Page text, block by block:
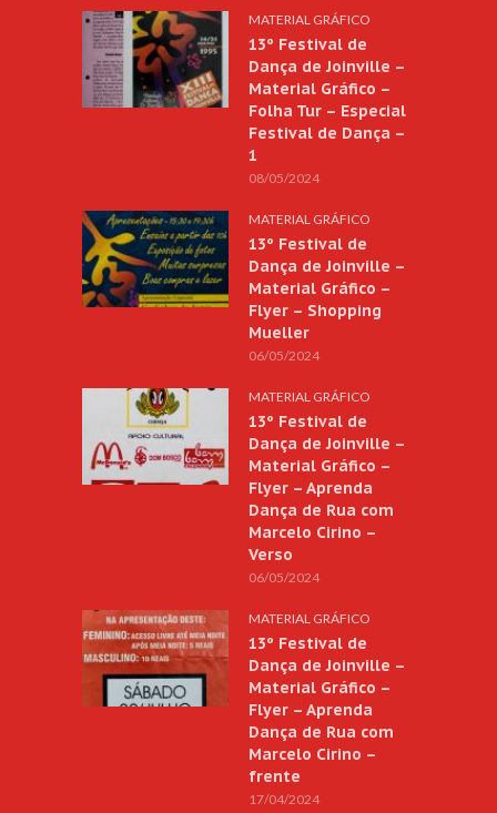
MATERIAL GRÁFICO
13º Festival de
Dança de Joinville –
Material Gráfico –
Folha Tur – Especial
Festival de Dança –
1
08/05/2024
MATERIAL GRÁFICO
13º Festival de
Dança de Joinville –
Material Gráfico –
Flyer – Shopping
Mueller
06/05/2024
MATERIAL GRÁFICO
13º Festival de
Dança de Joinville –
Material Gráfico –
Flyer – Aprenda
Dança de Rua com
Marcelo Cirino –
Verso
06/05/2024
MATERIAL GRÁFICO
13º Festival de
Dança de Joinville –
Material Gráfico –
Flyer – Aprenda
Dança de Rua com
Marcelo Cirino –
frente
17/04/2024